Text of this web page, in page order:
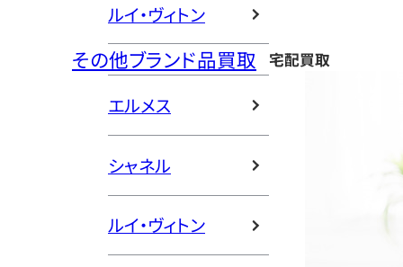
ルイ・ヴィトン
その他ブランド品買取
エルメス
シャネル
ルイ・ヴィトン
宅配買取